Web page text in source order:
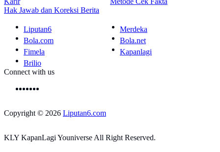
Hak Jawab dan Koreksi Berita
Liputan6
Merdeka
Bola.com
Bola.net
Fimela
Kapanlagi
Brilio
Connect with us
Copyright © 2026 Liputan6.com
KLY KapanLagi Youniverse All Right Reserved.